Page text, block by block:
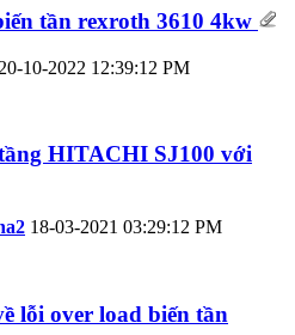
tần rexroth 3610 4kw
20-10-2022 12:39:12 PM
HITACHI SJ100 với
18-03-2021 03:29:12 PM
lỗi over load biến tần